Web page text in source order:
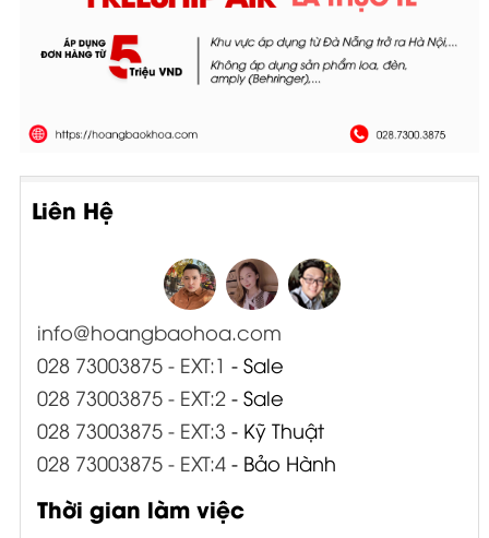
Liên Hệ
info@hoangbaohoa.com
028 73003875 - EXT:1 - Sale
028 73003875 - EXT:2- Sale
028 73003875 - EXT:3 - Kỹ Thuật
028 73003875 - EXT:4- Bảo Hành
Thời gian làm việc